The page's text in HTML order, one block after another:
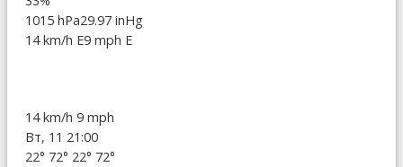
1015 hPa29.97 inHg
14 km/h E9 mph E
14 km/h 9 mph
Вт, 11 21:00
22° 72° 22° 72°